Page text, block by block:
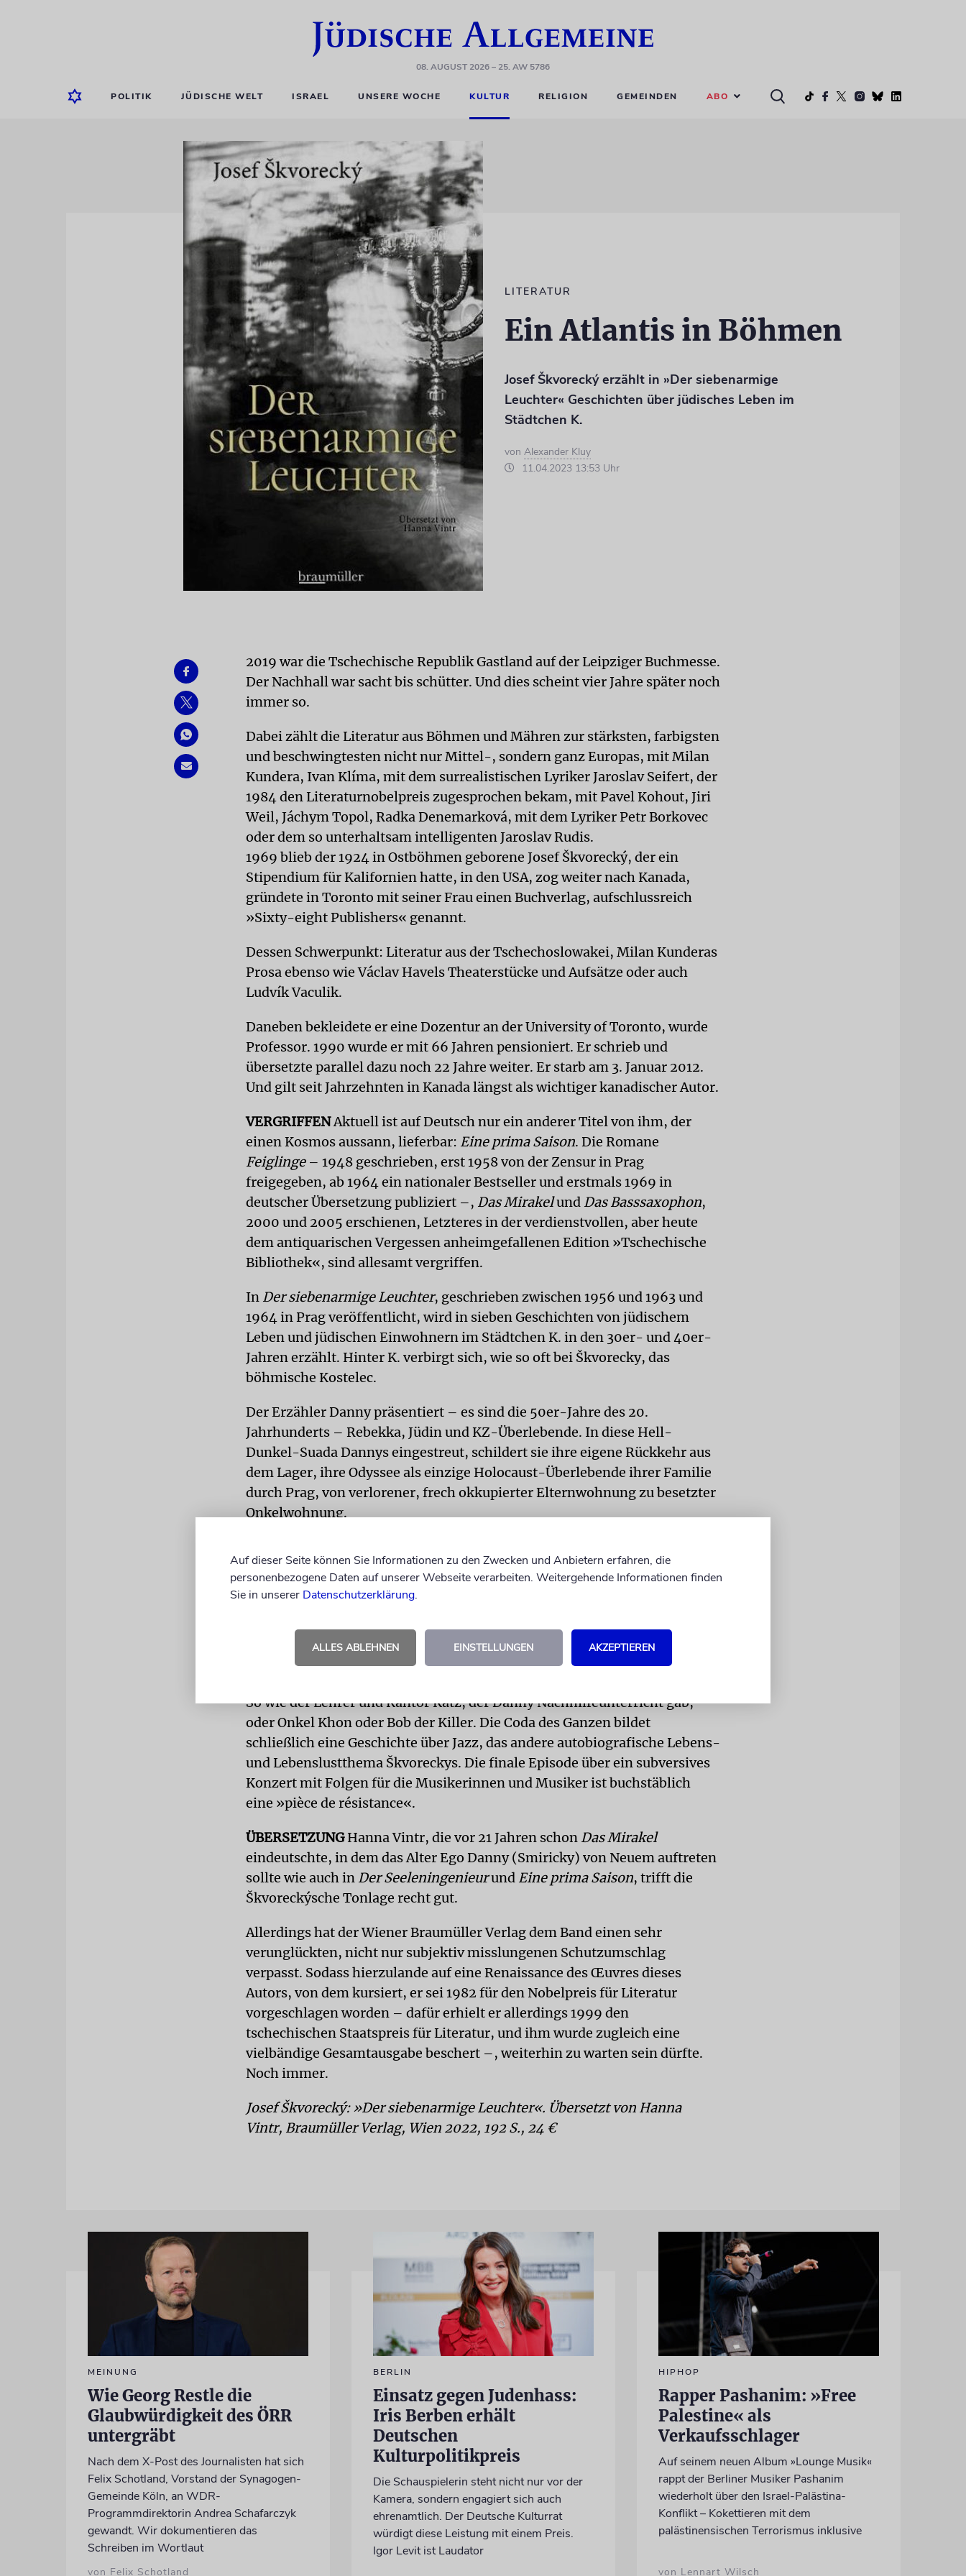
08. AUGUST 2026– 25. AW 5786
POLITIK JÜDISCHE WELT ISRAEL UNSERE WOCHE KULTUR RELIGION GEMEINDEN ABO
LITERATUR
Ein Atlantis in Böhmen
Josef Škvorecký erzählt in »Der siebenarmige
Leuchter« Geschichten über jüdisches Leben im
Städtchen K.
von Alexander Kluy
11.04.2023 13:53 Uhr
2019 war die Tschechische Republik Gastland auf der Leipziger Buchmesse.
Der Nachhall war sacht bis schütter. Und dies scheint vier Jahre später noch
immer so.
Dabei zählt die Literatur aus Böhmen und Mähren zur stärksten, farbigsten
und beschwingtesten nicht nur Mittel-, sondern ganz Europas, mit Milan
Kundera, Ivan Klíma, mit dem surrealistischen Lyriker Jaroslav Seifert, der
1984 den Literaturnobelpreis zugesprochen bekam, mit Pavel Kohout, Jiri
Weil, Jáchym Topol, Radka Denemarková, mit dem Lyriker Petr Borkovec
oder dem so unterhaltsam intelligenten Jaroslav Rudis.
1969 blieb der 1924 in Ostböhmen geborene Josef Škvorecký, der ein
Stipendium für Kalifornien hatte, in den USA, zog weiter nach Kanada,
gründete in Toronto mit seiner Frau einen Buchverlag, aufschlussreich
»Sixty-eight Publishers« genannt.
Dessen Schwerpunkt: Literatur aus der Tschechoslowakei, Milan Kunderas
Prosa ebenso wie Václav Havels Theaterstücke und Aufsätze oder auch
Ludvík Vaculik.
Daneben bekleidete er eine Dozentur an der University of Toronto, wurde
Professor. 1990 wurde er mit 66 Jahren pensioniert. Er schrieb und
übersetzte parallel dazu noch 22 Jahre weiter. Er starb am 3. Januar 2012.
Und gilt seit Jahrzehnten in Kanada längst als wichtiger kanadischer Autor.
VERGRIFFENAktuell ist auf Deutsch nur ein anderer Titel von ihm, der
einen Kosmos aussann, lieferbar: Eine prima Saison. Die Romane
Feiglinge– 1948 geschrieben, erst 1958 von der Zensur in Prag
freigegeben, ab 1964 ein nationaler Bestseller und erstmals 1969 in
deutscher Übersetzung publiziert –, Das Mirakelund Das Basssaxophon,
2000 und 2005 erschienen, Letzteres in der verdienstvollen, aber heute
dem antiquarischen Vergessen anheimgefallenen Edition »Tschechische
Bibliothek«, sind allesamt vergriffen.
In Der siebenarmige Leuchter, geschrieben zwischen 1956 und 1963 und
1964 in Prag veröffentlicht, wird in sieben Geschichten von jüdischem
Leben und jüdischen Einwohnern im Städtchen K. in den 30er- und 40er-
Jahren erzählt. Hinter K. verbirgt sich, wie so oft bei Škvorecky, das
böhmische Kostelec.
Der Erzähler Danny präsentiert – es sind die 50er-Jahre des 20.
Jahrhunderts – Rebekka, Jüdin und KZ-Überlebende. In diese Hell-
Dunkel-Suada Dannys eingestreut, schildert sie ihre eigene Rückkehr aus
dem Lager, ihre Odyssee als einzige Holocaust-Überlebende ihrer Familie
durch Prag, von verlorener, frech okkupierter Elternwohnung zu besetzter
Onkelwohnung.
Jugendlichen-Perspektive mit juvenilem Weltstaunen dargebotenen
Geschichten nicht erzählt, um Rebekka à la Scheherazade am Leben zu
Allgemeinmediziner Dr. Strass, der in einer Villa residierte, einen großen
Wagen chauffierte – und 1939 von den Nazis verschleppt und ermordet
So wie der Lehrer und Kantor Katz, der Danny Nachhilfeunterricht gab,
oder Onkel Khon oder Bob der Killer. Die Coda des Ganzen bildet
schließlich eine Geschichte über Jazz, das andere autobiografische Lebens-
und Lebenslustthema Škvoreckys. Die finale Episode über ein subversives
Konzert mit Folgen für die Musikerinnen und Musiker ist buchstäblich
eine »pièce de résistance«.
ÜBERSETZUNGHanna Vintr, die vor 21 Jahren schon Das Mirakel
eindeutschte, in dem das Alter Ego Danny (Smiricky) von Neuem auftreten
sollte wie auch in Der Seeleningenieurund Eine prima Saison, trifft die
Škvoreckýsche Tonlage recht gut.
Allerdings hat der Wiener Braumüller Verlag dem Band einen sehr
verunglückten, nicht nur subjektiv misslungenen Schutzumschlag
verpasst. Sodass hierzulande auf eine Renaissance des Œuvres dieses
Autors, von dem kursiert, er sei 1982 für den Nobelpreis für Literatur
vorgeschlagen worden – dafür erhielt er allerdings 1999 den
tschechischen Staatspreis für Literatur, und ihm wurde zugleich eine
vielbändige Gesamtausgabe beschert –, weiterhin zu warten sein dürfte.
Noch immer.
Josef Škvorecký: »Der siebenarmige Leuchter«. Übersetzt von Hanna
Vintr, Braumüller Verlag, Wien 2022, 192 S., 24 €
MEINUNG
Wie Georg Restle die
Glaubwürdigkeit des ÖRR
untergräbt
Nach dem X-Post des Journalisten hat sich
Felix Schotland, Vorstand der Synagogen-
Gemeinde Köln, an WDR-
Programmdirektorin Andrea Schafarczyk
gewandt. Wir dokumentieren das
Schreiben im Wortlaut
von Felix Schotland
BERLIN
Einsatz gegen Judenhass:
Iris Berben erhält
Deutschen
Kulturpolitikpreis
Die Schauspielerin steht nicht nur vor der
Kamera, sondern engagiert sich auch
ehrenamtlich. Der Deutsche Kulturrat
würdigt diese Leistung mit einem Preis.
Igor Levit ist Laudator
HIPHOP
Rapper Pashanim: »Free
Palestine« als
Verkaufsschlager
Auf seinem neuen Album »Lounge Musik«
rappt der Berliner Musiker Pashanim
wiederholt über den Israel-Palästina-
Konflikt – Kokettieren mit dem
palästinensischen Terrorismus inklusive
von Lennart Wilsch
Auf dieser Seite können Sie Informationen zu den Zwecken und Anbietern erfahren, die
personenbezogene Daten auf unserer Webseite verarbeiten. Weitergehende Informationen finden
Sie in unserer Datenschutzerklärung.
ALLES ABLEHNEN EINSTELLUNGEN AKZEPTIEREN